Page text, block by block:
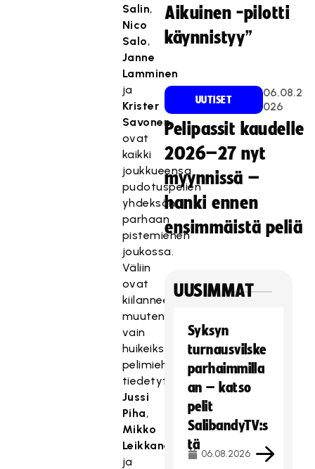
Salin,
Nico
Salo,
Janne
Lamminen
ja
Krister
Savonen
ovat
kaikki
joukkueensa
pudotuspelien
yhdeksän
parhaan
pistemiehen
joukossa.
Väliin
ovat
kiilanneet
muuten
vain
huikeiksi
pelimiehiksi
tiedetyt
Jussi
Piha,
Mikko
Leikkanen
ja
Aikuinen -pilotti
käynnistyy”
UUTISET
06.08.2
026
Pelipassit kaudelle
2026–27 nyt
myynnissä –
hanki ennen
ensimmäistä peliä
UUSIMMAT
Syksyn
turnausvilske
parhaimmilla
an – katso
pelit
SalibandyTV:s
tä
06.08.2026